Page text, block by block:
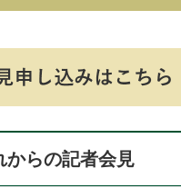
からの記者会見